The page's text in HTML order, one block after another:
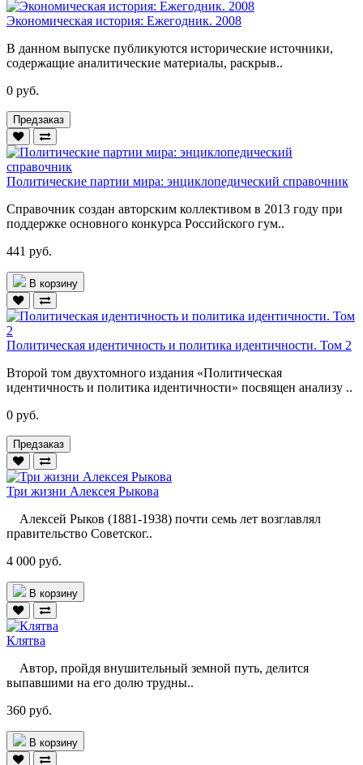
Экономическая история: Ежегодник. 2008
В данном выпуске публикуются исторические источники,
содержащие аналитические материалы, раскрыв..
0 руб.
Предзаказ
Политические партии мира: энциклопедический справочник
Справочник создан авторским коллективом в 2013 году при
поддержке основного конкурса Российского гум..
441 руб.
В корзину
Политическая идентичность и политика идентичности. Том 2
Второй том двухтомного издания «Политическая
идентичность и политика идентичности» посвящен анализу ..
0 руб.
Предзаказ
Три жизни Алексея Рыкова
Алексей Рыков (1881-1938) почти семь лет возглавлял
правительство Советског..
4 000 руб.
В корзину
Клятва
Автор, пройдя внушительный земной путь, делится
выпавшими на его долю трудны..
360 руб.
В корзину